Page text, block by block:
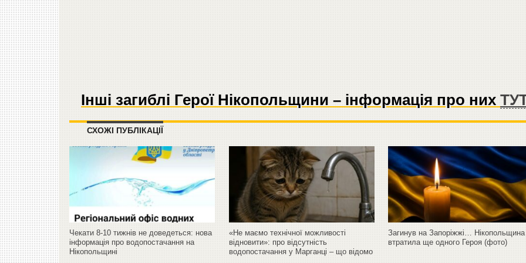
Інші загиблі Герої Нікопольщини – інформація про них
СХОЖІ ПУБЛІКАЦІЇ
Чекати 8-10 тижнів не доведеться: нова
інформація про водопостачання на
Нікопольщині
«Не маємо технічної можливості
відновити»: про відсутність
водопостачання у Марганці – що відомо
Загинув на Запоріжжі… Нікопольщина
втратила ще одного Героя (фото)